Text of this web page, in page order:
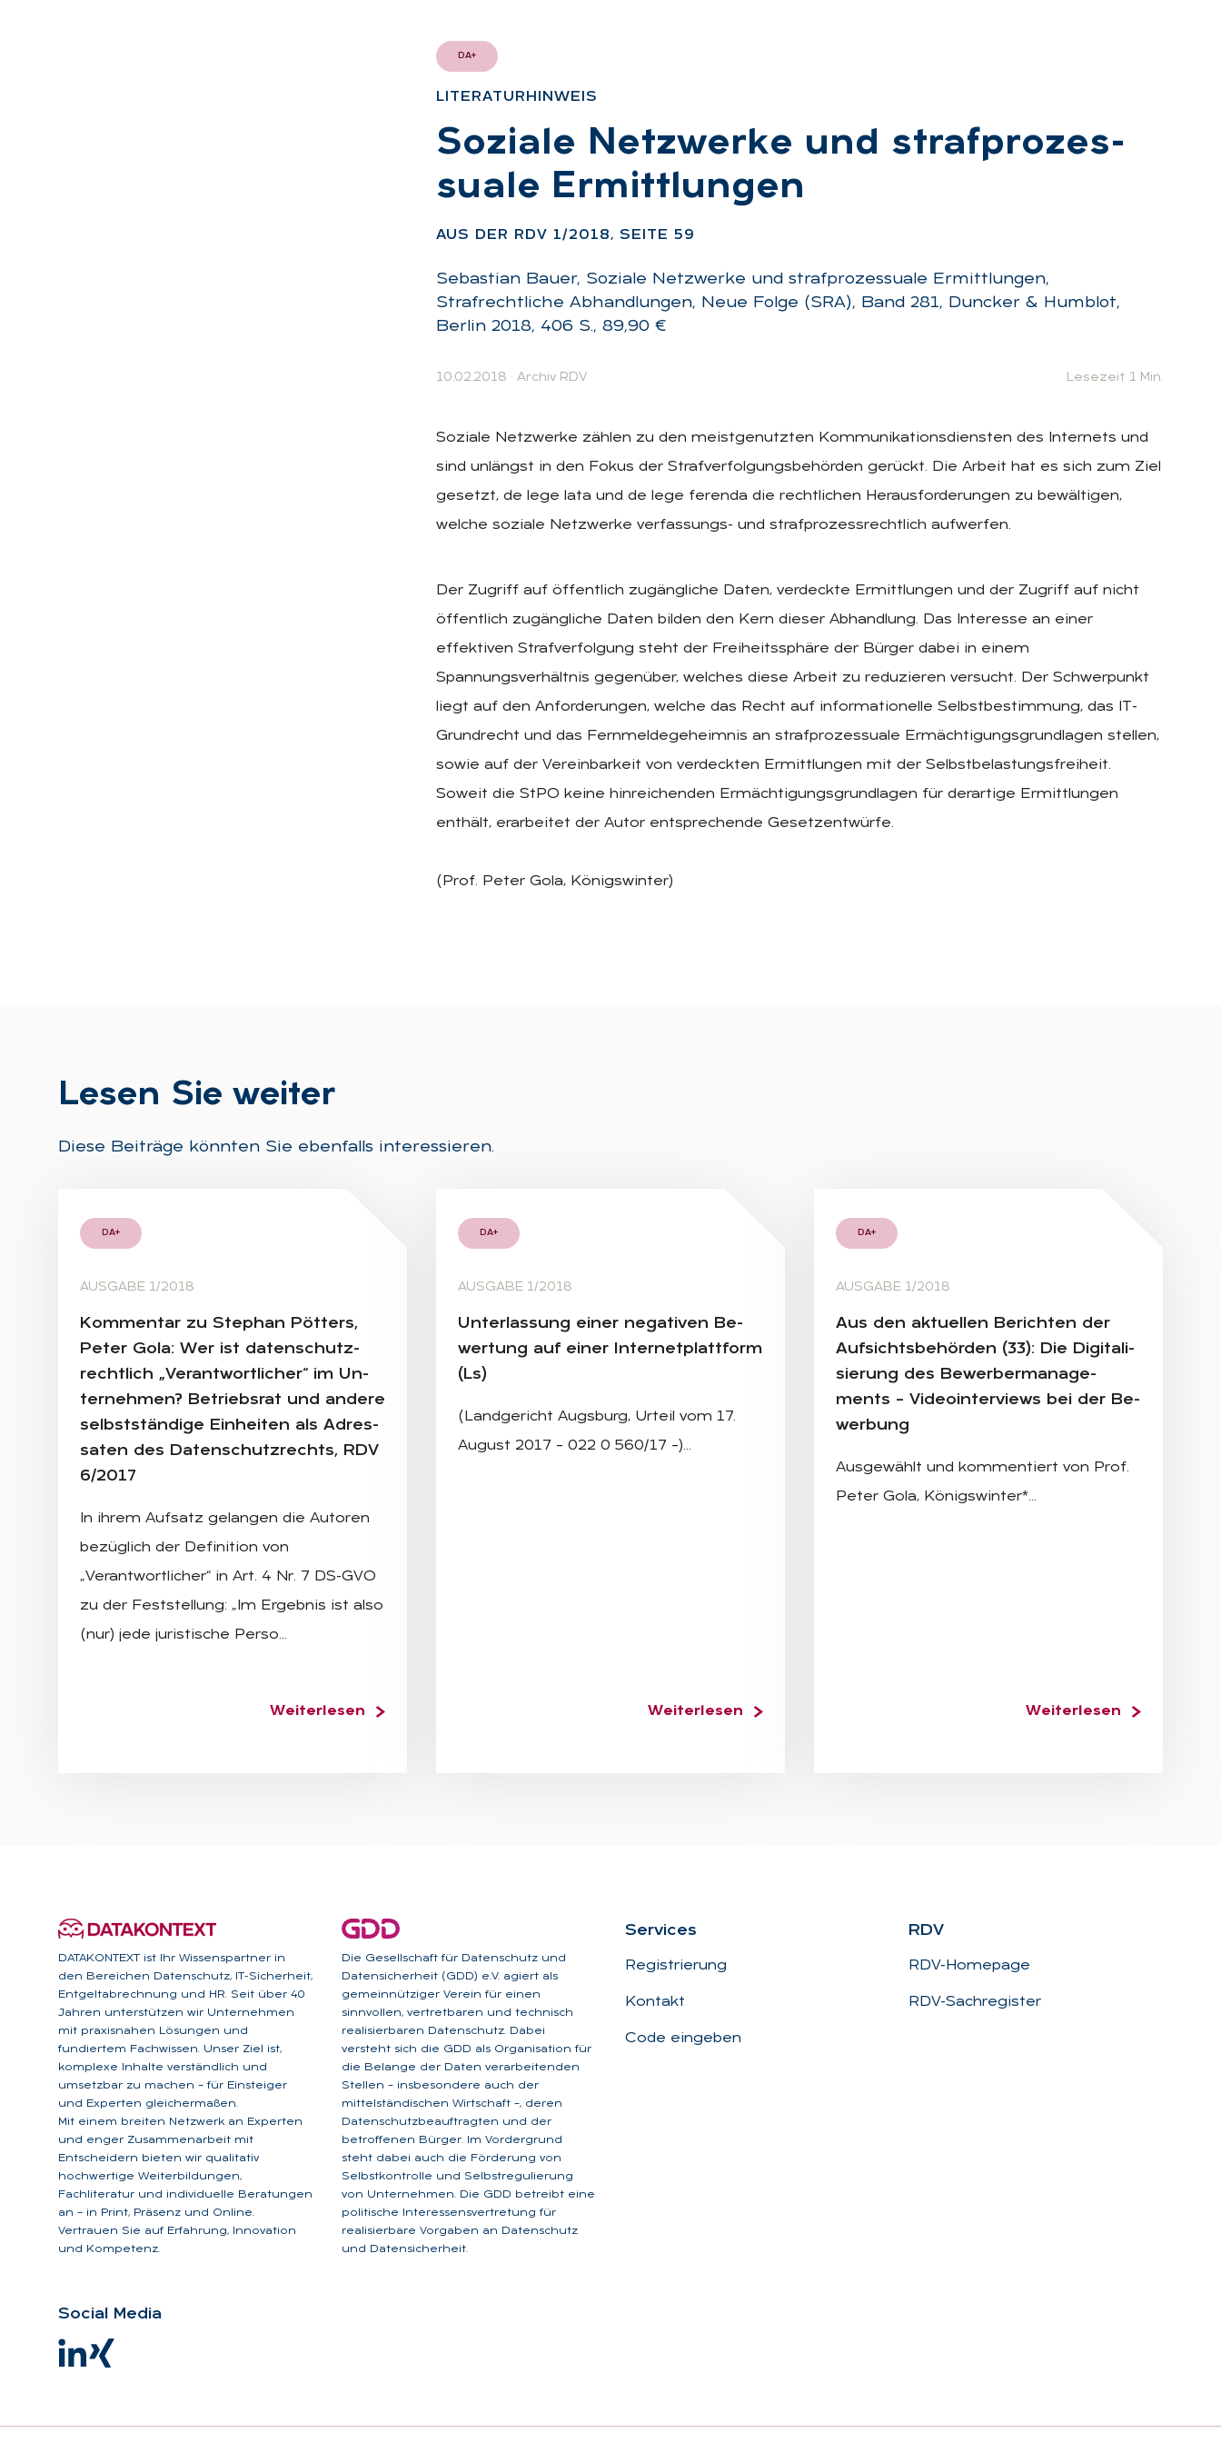
DA+
LI­TE­RA­TUR­HIN­WEIS
:
So­zia­le Netz­wer­ke und straf­pro­zes­
sua­le Er­mitt­lun­gen
AUS DER RDV 1/2018, SEI­TE 59
Sebastian Bauer, Soziale Netzwerke und strafprozessuale Ermittlungen,
Strafrechtliche Abhandlungen, Neue Folge (SRA), Band 281, Duncker & Humblot,
Berlin 2018, 406 S., 89,90 €
10.02.2018 · Archiv RDV Lesezeit 1 Min.
Soziale Netzwerke zählen zu den meistgenutzten Kommunikationsdiensten des Internets und
sind unlängst in den Fokus der Strafverfolgungsbehörden gerückt. Die Arbeit hat es sich zum Ziel
gesetzt, de lege lata und de lege ferenda die rechtlichen Herausforderungen zu bewältigen,
welche soziale Netzwerke verfassungs- und strafprozessrechtlich aufwerfen.
Der Zugriff auf öffentlich zugängliche Daten, verdeckte Ermittlungen und der Zugriff auf nicht
öffentlich zugängliche Daten bilden den Kern dieser Abhandlung. Das Interesse an einer
effektiven Strafverfolgung steht der Freiheitssphäre der Bürger dabei in einem
Spannungsverhältnis gegenüber, welches diese Arbeit zu reduzieren versucht. Der Schwerpunkt
liegt auf den Anforderungen, welche das Recht auf informationelle Selbstbestimmung, das IT-
Grundrecht und das Fernmeldegeheimnis an strafprozessuale Ermächtigungsgrundlagen stellen,
sowie auf der Vereinbarkeit von verdeckten Ermittlungen mit der Selbstbelastungsfreiheit.
Soweit die StPO keine hinreichenden Ermächtigungsgrundlagen für derartige Ermittlungen
enthält, erarbeitet der Autor entsprechende Gesetzentwürfe.
(Prof. Peter Gola, Königswinter)
Le­sen Sie wei­ter
Diese Beiträge könnten Sie ebenfalls interessieren.
DA+
AUSGABE 1/2018
Kom­men­tar zu Ste­phan Pöt­ters,
Pe­ter Gola: Wer ist da­ten­schutz­
recht­lich „Ver­ant­wort­li­cher“ im Un­
ter­neh­men? Be­triebs­rat und an­de­re
selbst­stän­di­ge Ein­hei­ten als Adres­
sa­ten des Da­ten­schutz­rechts, RDV
6/2017
In ihrem Aufsatz gelangen die Autoren
bezüglich der Definition von
„Verantwortlicher“ in Art. 4 Nr. 7 DS-GVO
zu der Feststellung: „Im Ergebnis ist also
(nur) jede juristische Perso…
Weiterlesen
DA+
AUSGABE 1/2018
Un­ter­las­sung ei­ner ne­ga­ti­ven Be­
wer­tung auf ei­ner In­ter­net­platt­form
(Ls)
(Landgericht Augsburg, Urteil vom 17.
August 2017 – 022 0 560/17 –)…
Weiterlesen
DA+
AUSGABE 1/2018
Aus den ak­tu­el­len Be­rich­ten der
Auf­sichts­be­hör­den (33): Die Di­gi­ta­li­
sie­rung des Be­wer­ber­ma­nage­
ments – Vi­deo­in­ter­views bei der Be­
wer­bung
Ausgewählt und kommentiert von Prof.
Peter Gola, Königswinter*…
Weiterlesen
DATAKONTEXT ist Ihr Wissenspartner in
den Bereichen Datenschutz, IT-Sicherheit,
Entgeltabrechnung und HR. Seit über 40
Jahren unterstützen wir Unternehmen
mit praxisnahen Lösungen und
fundiertem Fachwissen. Unser Ziel ist,
komplexe Inhalte verständlich und
umsetzbar zu machen – für Einsteiger
und Experten gleichermaßen.
Mit einem breiten Netzwerk an Experten
und enger Zusammenarbeit mit
Entscheidern bieten wir qualitativ
hochwertige Weiterbildungen,
Fachliteratur und individuelle Beratungen
an – in Print, Präsenz und Online.
Vertrauen Sie auf Erfahrung, Innovation
und Kompetenz.
Die Gesellschaft für Datenschutz und
Datensicherheit (GDD) e.V. agiert als
gemeinnütziger Verein für einen
sinnvollen, vertretbaren und technisch
realisierbaren Datenschutz. Dabei
versteht sich die GDD als Organisation für
die Belange der Daten verarbeitenden
Stellen – insbesondere auch der
mittelständischen Wirtschaft –, deren
Datenschutzbeauftragten und der
betroffenen Bürger. Im Vordergrund
steht dabei auch die Förderung von
Selbstkontrolle und Selbstregulierung
von Unternehmen. Die GDD betreibt eine
politische Interessensvertretung für
realisierbare Vorgaben an Datenschutz
und Datensicherheit.
Ser­vices
Registrierung
Kontakt
Code eingeben
RDV
RDV-Homepage
RDV-Sachregister
So­ci­al Me­dia